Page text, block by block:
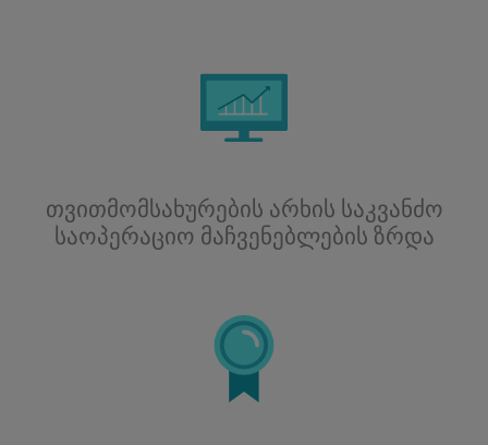
თვითმომსახურების არხის საკვანძო
საოპერაციო მაჩვენებლების ზრდა